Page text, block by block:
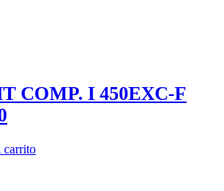
COMP. I 450EXC-F
carrito